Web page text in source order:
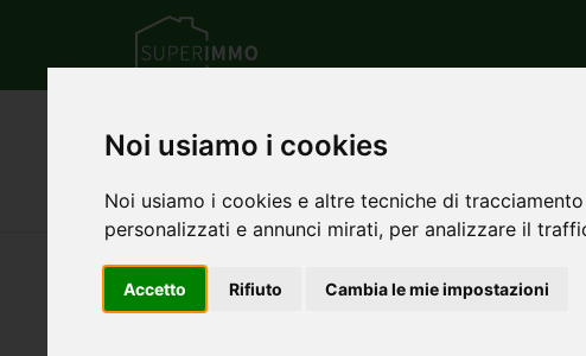
Noi usiamo i cookies
Noi usiamo i cookies e altre tecniche di
personalizzati e annunci mirati, per analizzare il
Accetto Rifiuto Cambia le mie impostazioni
Nessun annuncio trovato per questa ricerca.